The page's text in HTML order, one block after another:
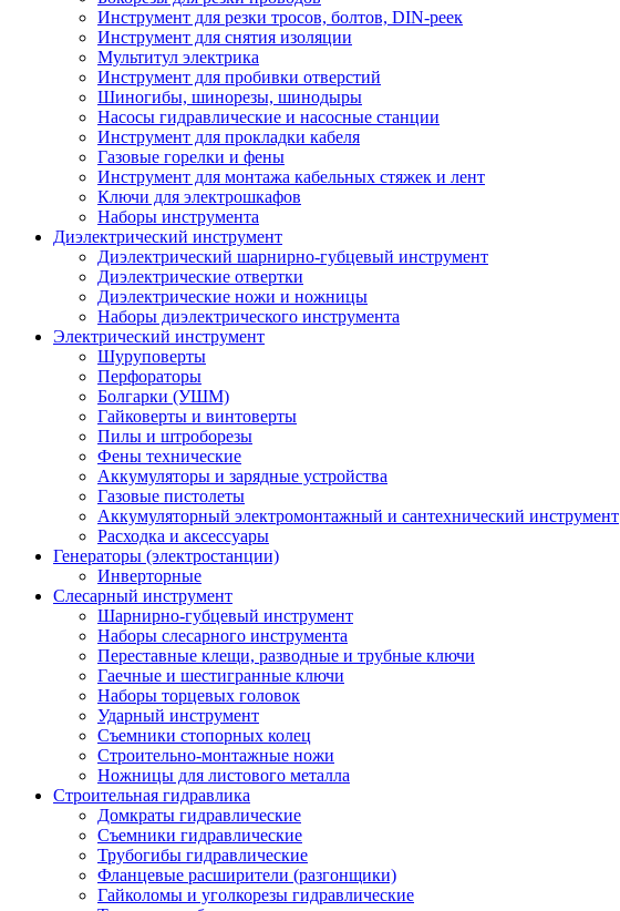
Инструмент для резки тросов, болтов, DIN-реек
Инструмент для снятия изоляции
Мультитул электрика
Инструмент для пробивки отверстий
Шиногибы, шинорезы, шинодыры
Насосы гидравлические и насосные станции
Инструмент для прокладки кабеля
Газовые горелки и фены
Инструмент для монтажа кабельных стяжек и лент
Ключи для электрошкафов
Наборы инструмента
Диэлектрический инструмент
Диэлектрический шарнирно-губцевый инструмент
Диэлектрические отвертки
Диэлектрические ножи и ножницы
Наборы диэлектрического инструмента
Электрический инструмент
Шуруповерты
Перфораторы
Болгарки (УШМ)
Гайковерты и винтоверты
Пилы и штроборезы
Фены технические
Аккумуляторы и зарядные устройства
Газовые пистолеты
Аккумуляторный электромонтажный и сантехнический инструмент
Расходка и аксессуары
Генераторы (электростанции)
Инверторные
Слесарный инструмент
Шарнирно-губцевый инструмент
Наборы слесарного инструмента
Переставные клещи, разводные и трубные ключи
Гаечные и шестигранные ключи
Наборы торцевых головок
Ударный инструмент
Съемники стопорных колец
Строительно-монтажные ножи
Ножницы для листового металла
Строительная гидравлика
Домкраты гидравлические
Съемники гидравлические
Трубогибы гидравлические
Фланцевые расширители (разгонщики)
Гайколомы и уголкорезы гидравлические